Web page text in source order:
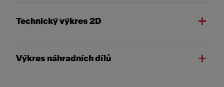
Technický výkres 2D
Výkres náhradních dílů